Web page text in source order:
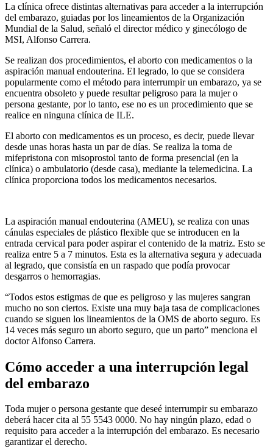
La clínica ofrece distintas alternativas para acceder a la interrupción
del embarazo, guiadas por los lineamientos de la Organización
Mundial de la Salud, señaló el director médico y ginecólogo de
MSI, Alfonso Carrera.
Se realizan dos procedimientos, el aborto con medicamentos o la
aspiración manual endouterina. El legrado, lo que se considera
popularmente como el método para interrumpir un embarazo, ya se
encuentra obsoleto y puede resultar peligroso para la mujer o
persona gestante, por lo tanto, ese no es un procedimiento que se
realice en ninguna clínica de ILE.
El aborto con medicamentos es un proceso, es decir, puede llevar
desde unas horas hasta un par de días. Se realiza la toma de
mifepristona con misoprostol tanto de forma presencial (en la
clínica) o ambulatorio (desde casa), mediante la telemedicina. La
clínica proporciona todos los medicamentos necesarios.
La aspiración manual endouterina (AMEU), se realiza con unas
cánulas especiales de plástico flexible que se introducen en la
entrada cervical para poder aspirar el contenido de la matriz. Esto se
realiza entre 5 a 7 minutos. Esta es la alternativa segura y adecuada
al legrado, que consistía en un raspado que podía provocar
desgarros o hemorragias.
“Todos estos estigmas de que es peligroso y las mujeres sangran
mucho no son ciertos. Existe una muy baja tasa de complicaciones
cuando se siguen los lineamientos de la OMS de aborto seguro. Es
14 veces más seguro un aborto seguro, que un parto” menciona el
doctor Alfonso Carrera.
Cómo acceder a una interrupción legal
del embarazo
Toda mujer o persona gestante que deseé interrumpir su embarazo
deberá hacer cita al 55 5543 0000. No hay ningún plazo, edad o
requisito para acceder a la interrupción del embarazo. Es necesario
garantizar el derecho.